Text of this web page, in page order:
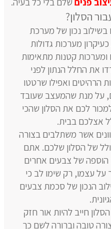
הסלון?
בשילוב נכון של מערכת
מערכות גדולות
ומערכות קטנות מתאימות
את החלל הנתון לפני
הרהיטים ואפילו שרטטו
על מנת שהמעצב שעובד
לכם את הסלון שהכי
אצלכם בבית.
אשר משתלבים בצורה
של הסלון שלכם. אתם
הוספה של צבעים אחרים
על עצמו, רק שימו לב כי
הנכון של סכמת צבעים
חייב להיות אור חזק
טובה וברורה לשם כך